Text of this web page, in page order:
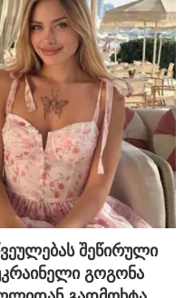
შეწირული
გოგონა